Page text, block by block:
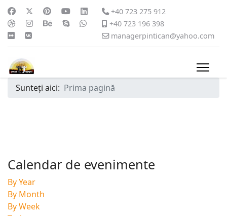
+40 723 275 912
+40 723 196 398
managerpintican@yahoo.com
Sunteți aici: Prima pagină
Calendar de evenimente
By Year
By Month
By Week